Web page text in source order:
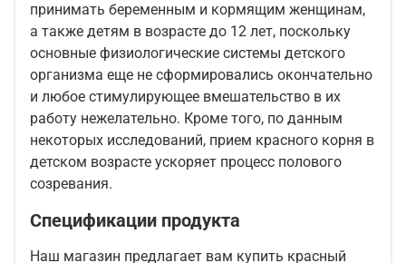
принимать беременным и кормящим женщинам,
а также детям в возрасте до 12 лет, поскольку
основные физиологические системы детского
организма еще не сформировались окончательно
и любое стимулирующее вмешательство в их
работу нежелательно. Кроме того, по данным
некоторых исследований, прием красного корня в
детском возрасте ускоряет процесс полового
созревания.
Спецификации продукта
Наш магазин предлагает вам купить красный